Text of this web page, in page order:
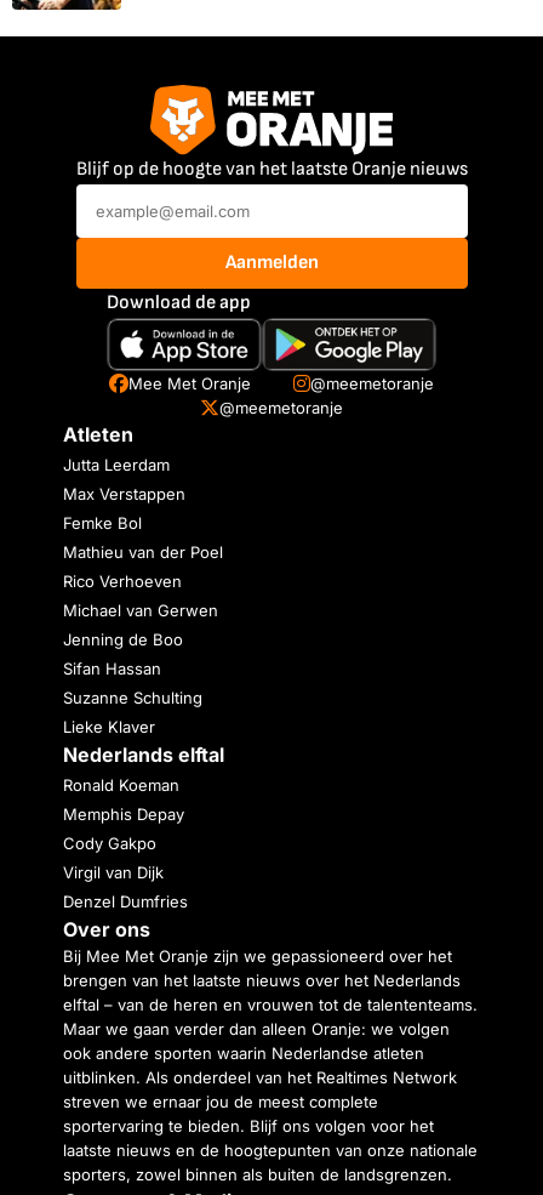
Blijf op de hoogte van het laatste Oranje nieuws
Aanmelden
Download de app
Mee Met Oranje
@meemetoranje
@meemetoranje
Atleten
Jutta Leerdam
Max Verstappen
Femke Bol
Mathieu van der Poel
Rico Verhoeven
Michael van Gerwen
Jenning de Boo
Sifan Hassan
Suzanne Schulting
Lieke Klaver
Nederlands elftal
Ronald Koeman
Memphis Depay
Cody Gakpo
Virgil van Dijk
Denzel Dumfries
Over ons
Bij Mee Met Oranje zijn we gepassioneerd over het
brengen van het laatste nieuws over het Nederlands
elftal – van de heren en vrouwen tot de talententeams.
Maar we gaan verder dan alleen Oranje: we volgen
ook andere sporten waarin Nederlandse atleten
uitblinken. Als onderdeel van het Realtimes Network
streven we ernaar jou de meest complete
sportervaring te bieden. Blijf ons volgen voor het
laatste nieuws en de hoogtepunten van onze nationale
sporters, zowel binnen als buiten de landsgrenzen.